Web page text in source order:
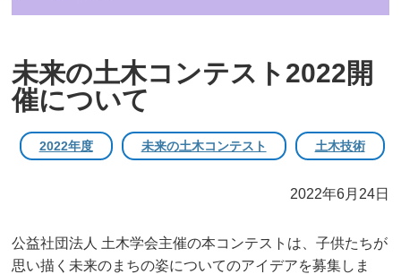
未来の土木コンテスト2022開
催について
2022年度 未来の土木コンテスト 土木技術
2022年6月24日
公益社団法人 土木学会主催の本コンテストは、子供たちが
思い描く未来のまちの姿についてのアイデアを募集しま